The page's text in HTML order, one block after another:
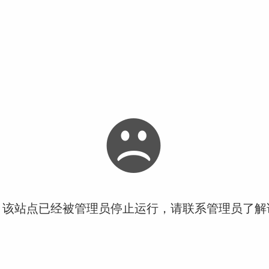
站点已经被管理员停止运行，请联系管理员了